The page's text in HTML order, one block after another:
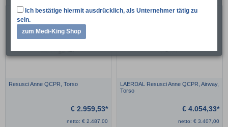
Resusci Anne QCPR, Torso
€ 2.959,53*
netto: € 2.487,00
LAERDAL Resusci Anne QCPR, Airway,
Torso
€ 4.054,33*
netto: € 3.407,00
Ich bestätige hiermit ausdrücklich, als Unternehmer tätig zu
sein.
zum Medi-King Shop